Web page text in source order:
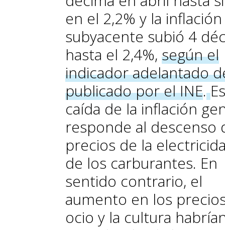
en el 2,2% y la inflación
subyacente subió 4
hasta el 2,4%, según el
indicador adelantado
publicado por el INE.
caída de la inflación
responde al descenso
precios de la
de los carburantes. En
sentido contrario, el
aumento en los
ocio y la cultura